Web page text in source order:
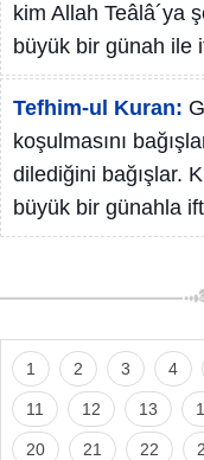
kim Allah Teâlâ´ya
büyük bir günah ile
Tefhim-ul Kuran:
koşulmasını
dilediğini bağışlar.
büyük bir günahla
1 2 3 4
11 12 13
20 21 22